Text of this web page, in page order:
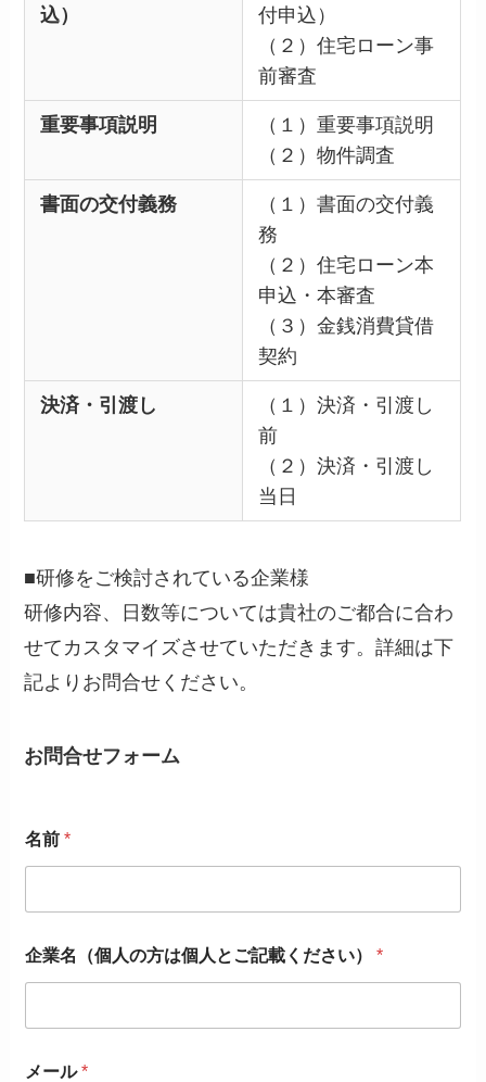
込）
付申込）
（２）住宅ローン事
前審査
重要事項説明
（１）重要事項説明
（２）物件調査
書面の交付義務
（１）書面の交付義
務
（２）住宅ローン本
申込・本審査
（３）金銭消費貸借
契約
決済・引渡し
（１）決済・引渡し
前
（２）決済・引渡し
当日
■研修をご検討されている企業様
研修内容、日数等については貴社のご都合に合わ
せてカスタマイズさせていただきます。詳細は下
記よりお問合せください。
お問合せフォーム
名前*
企業名（個人の方は個人とご記載ください）*
メール*